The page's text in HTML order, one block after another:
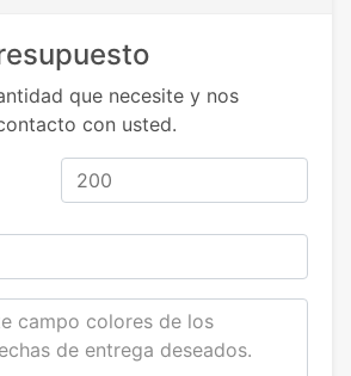
que necesite y nos
con usted.